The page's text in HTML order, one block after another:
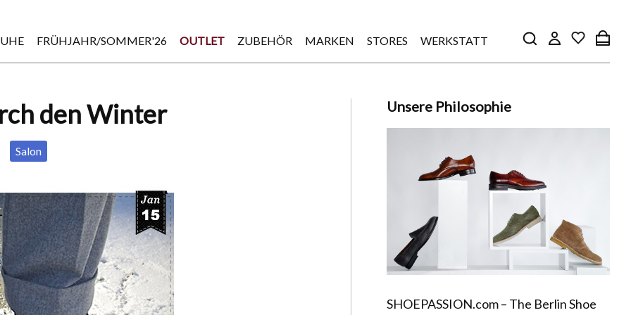
FRÜHJAHR/SOMMER'26 OUTLET ZUBEHÖR MARKEN STORES WERKSTATT
den Winter
Salon
Unsere Philosophie
SHOEPASSION.com – The Berlin Shoe